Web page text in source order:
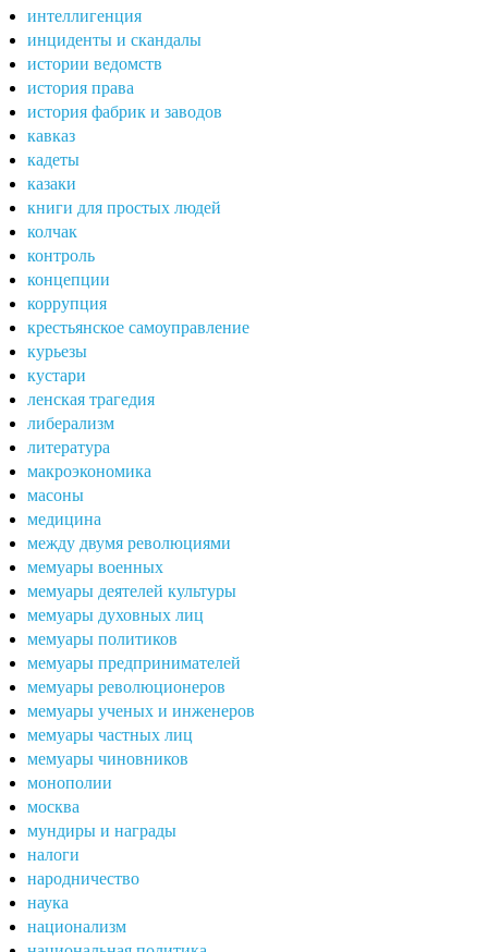
интеллигенция
инциденты и скандалы
истории ведомств
история права
история фабрик и заводов
кавказ
кадеты
казаки
книги для простых людей
колчак
контроль
концепции
коррупция
крестьянское самоуправление
курьезы
кустари
ленская трагедия
либерализм
литература
макроэкономика
масоны
медицина
между двумя революциями
мемуары военных
мемуары деятелей культуры
мемуары духовных лиц
мемуары политиков
мемуары предпринимателей
мемуары революционеров
мемуары ученых и инженеров
мемуары частных лиц
мемуары чиновников
монополии
москва
мундиры и награды
налоги
народничество
наука
национализм